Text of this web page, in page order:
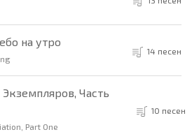
на утро
14 песен
Часть
Part One
10 песен